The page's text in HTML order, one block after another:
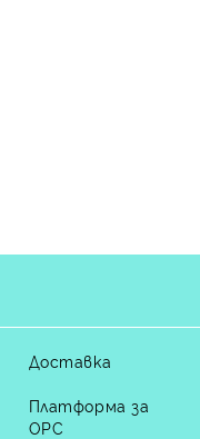
Доставка
Платформа за
ОРС